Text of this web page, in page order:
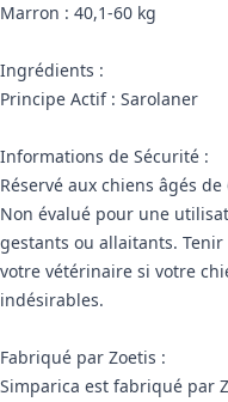
Marron : 40,1-60 kg
Ingrédients :
Principe Actif : Sarolaner
Informations de Sécurité :
Réservé aux chiens âgés
Non évalué pour une
gestants ou allaitants.
votre vétérinaire si votre
indésirables.
Fabriqué par Zoetis :
Simparica est fabriqué par